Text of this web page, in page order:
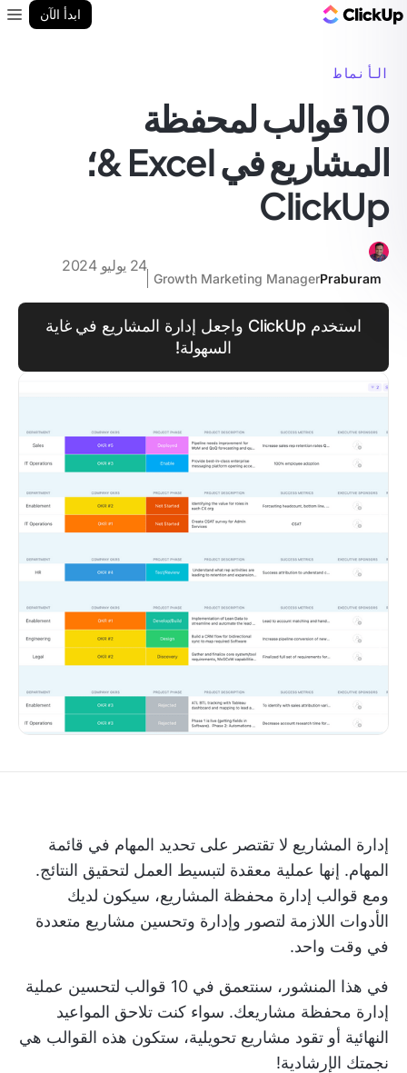
ابدأ الآن
الأنماط
10 قوالب لمحفظة
المشاريع في Excel &؛
ClickUp
Praburam
Growth Marketing Manager
24 يوليو 2024
استخدم ClickUp واجعل إدارة المشاريع في غاية
السهولة!
إدارة المشاريع لا تقتصر على تحديد المهام في قائمة
المهام. إنها عملية معقدة لتبسيط العمل لتحقيق النتائج.
ومع قوالب إدارة محفظة المشاريع، سيكون لديك
الأدوات اللازمة لتصور وإدارة وتحسين مشاريع متعددة
في وقت واحد.
في هذا المنشور، سنتعمق في 10 قوالب لتحسين عملية
إدارة محفظة مشاريعك. سواء كنت تلاحق المواعيد
النهائية أو تقود مشاريع تحويلية، ستكون هذه القوالب هي
نجمتك الإرشادية!